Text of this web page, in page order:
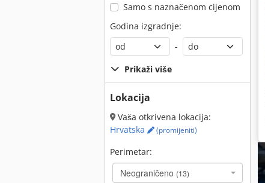
Samo s naznačenom cijenom
Godina izgradnje:
-
Prikaži više
Lokacija
Vaša otkrivena lokacija:
Hrvatska
(promijeniti)
Perimetar:
Neograničeno (13)